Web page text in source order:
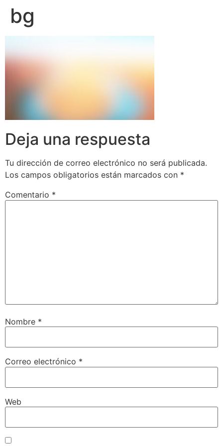
bg
Deja una respuesta
Tu dirección de correo electrónico no será publicada.
Los campos obligatorios están marcados con *
Comentario *
Nombre *
Correo electrónico *
Web